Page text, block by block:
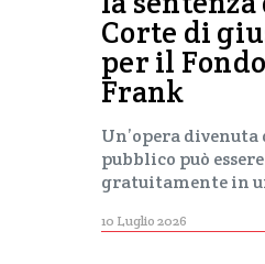
Corte di
per il
Frank
Un’opera
pubblico può
gratuitamente in
10 Luglio 2026